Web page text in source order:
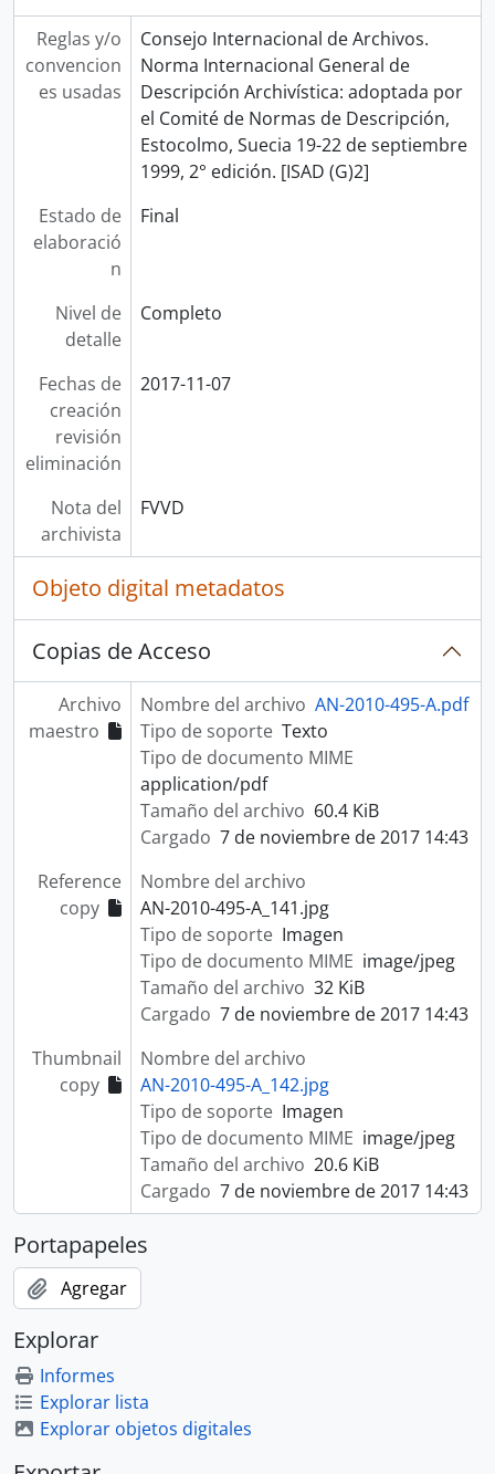
Reglas y/o
convencion
es usadas
Consejo Internacional de Archivos.
Norma Internacional General de
Descripción Archivística: adoptada por
el Comité de Normas de Descripción,
Estocolmo, Suecia 19-22 de septiembre
1999, 2° edición. [ISAD (G)2]
Estado de
elaboració
n
Final
Nivel de
detalle
Completo
Fechas de
creación
revisión
eliminación
2017-11-07
Nota del
archivista
FVVD
Objeto digital metadatos
Copias de Acceso
Archivo
maestro
Nombre del archivo AN-2010-495-A.pdf
Tipo de soporte Texto
Tipo de documento MIME
application/pdf
Tamaño del archivo 60.4 KiB
Cargado 7 de noviembre de 2017 14:43
Reference
copy
Nombre del archivo
AN-2010-495-A_141.jpg
Tipo de soporte Imagen
Tipo de documento MIME image/jpeg
Tamaño del archivo 32 KiB
Cargado 7 de noviembre de 2017 14:43
Thumbnail
copy
Nombre del archivo
AN-2010-495-A_142.jpg
Tipo de soporte Imagen
Tipo de documento MIME image/jpeg
Tamaño del archivo 20.6 KiB
Cargado 7 de noviembre de 2017 14:43
Portapapeles
Agregar
Explorar
Informes
Explorar lista
Explorar objetos digitales